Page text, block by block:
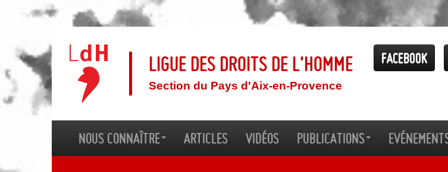
Facebook
Ligue des droits de l'Homme
Section du Pays d'Aix-en-Provence
Nous connaître Articles Vidéos Publications